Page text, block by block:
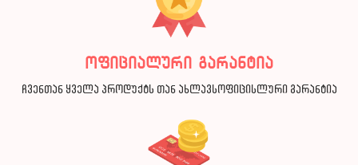
ოფიციალური გარანტია
ჩვენთან ყველა პროდუქტს თან ახლავსოფიცისლური გარანტია